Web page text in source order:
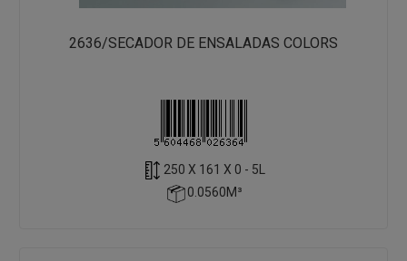
2636/SECADOR DE ENSALADAS COLORS
250 X 161 X 0 - 5L
0.0560M³